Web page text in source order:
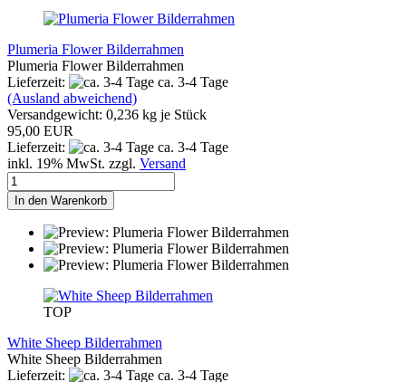
Plumeria Flower Bilderrahmen
Plumeria Flower Bilderrahmen
Lieferzeit:
ca. 3-4 Tage
(Ausland abweichend)
Versandgewicht: 0,236 kg je Stück
95,00 EUR
Lieferzeit:
ca. 3-4 Tage
inkl. 19% MwSt. zzgl. Versand
In den Warenkorb
TOP
White Sheep Bilderrahmen
White Sheep Bilderrahmen
Lieferzeit:
ca. 3-4 Tage